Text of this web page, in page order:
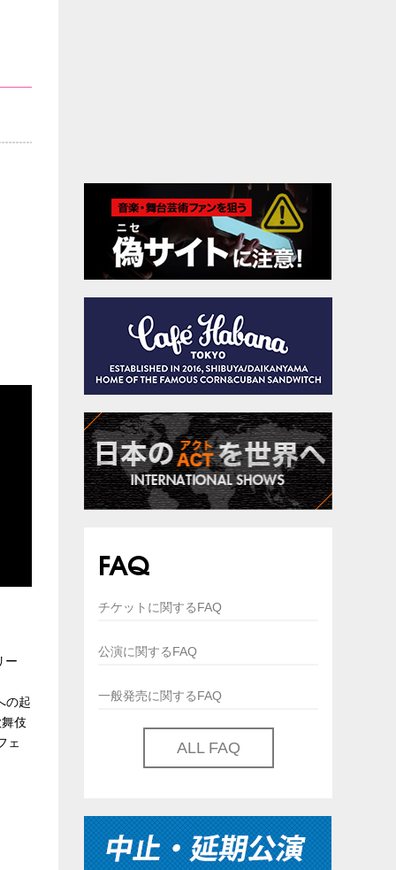
ー
の起
伎
ェ
FAQ
チケットに関するFAQ
公演に関するFAQ
一般発売に関するFAQ
ALL FAQ